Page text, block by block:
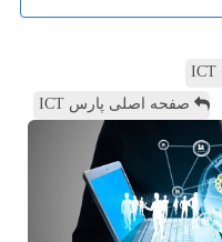
صفحه اصلی پارس ICT